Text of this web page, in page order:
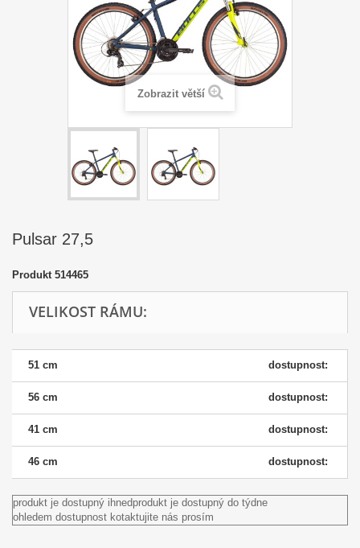
Zobrazit větší
Pulsar 27,5
Produkt 514465
VELIKOST RÁMU:
51 cm dostupnost:
56 cm dostupnost:
41 cm dostupnost:
46 cm dostupnost:
produkt je dostupný ihnedprodukt je dostupný do týdne
ohledem dostupnost kotaktujite nás prosím